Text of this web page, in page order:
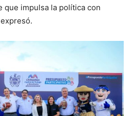
que impulsa la política con